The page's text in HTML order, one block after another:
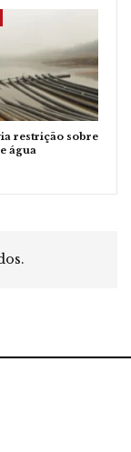
restrição sobre
água